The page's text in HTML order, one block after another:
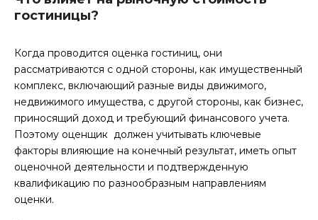
гостиницы?
Когда проводится оценка гостиниц, они
рассматриваются с одной стороны, как имущественный
комплекс, включающий разные виды движимого,
недвижимого имущества, с другой стороны, как бизнес,
приносящий доход и требующий финансового учета.
Поэтому оценщик должен учитывать ключевые
факторы влияющие на конечный результат, иметь опыт
оценочной деятельности и подтвержденную
квалификацию по разнообразным направлениям
оценки.